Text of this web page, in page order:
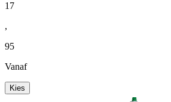
17
,
95
Vanaf
Kies